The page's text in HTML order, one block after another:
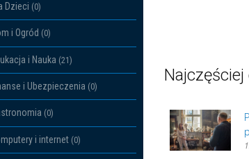
Dzieci (0)
i Ogród (0)
i Nauka (21)
i Ubezpieczenia (0)
(0)
i internet (0)